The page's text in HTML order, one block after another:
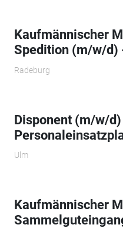
Kaufmännischer
Spedition (m/w/d)
Radeburg
Disponent (m/w/d)
Ulm
Kaufmännischer